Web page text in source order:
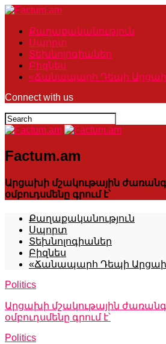
Քաղաքականություն
Սպորտ
Տեխնոլոգիաներ
Բիզնես
«Ճանապարհ Դեպի
Connect with us
Factum.am
Արցախի մշակութային
օմբուդսմենը գրում է՝
Քաղաքականություն
Սպորտ
Տեխնոլոգիաներ
Բիզնես
«Ճանապարհ Դեպի
Politics
Արցախի մշակութային
օմբուդսմենը գրում է՝
Politics